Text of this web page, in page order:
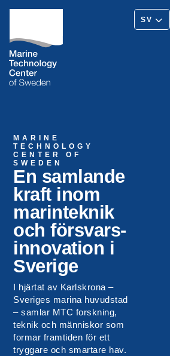
SV
MARINE
TECHNOLOGY
CENTER OF
SWEDEN
En samlande
kraft inom
marinteknik
och försvars­
innovation i
Sverige
I hjärtat av Karlskrona –
Sveriges marina huvudstad
– samlar MTC forskning,
teknik och människor som
formar framtiden för ett
tryggare och smartare hav.